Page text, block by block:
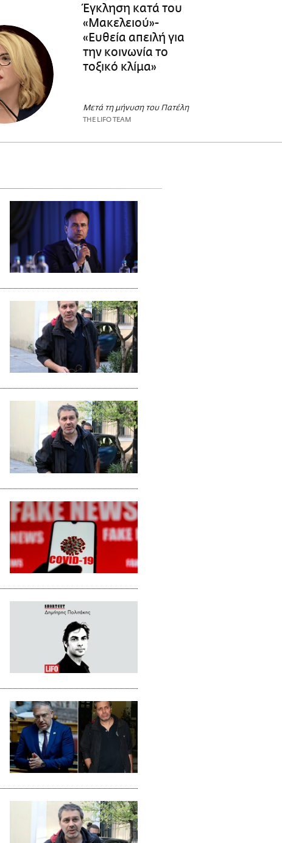
Έγκληση κατά του
«Μακελειού»-
«Ευθεία απειλή για
την κοινωνία το
τοξικό κλίμα»
Μετά τη μήνυση του Πατέλη
THE LIFO TEAM